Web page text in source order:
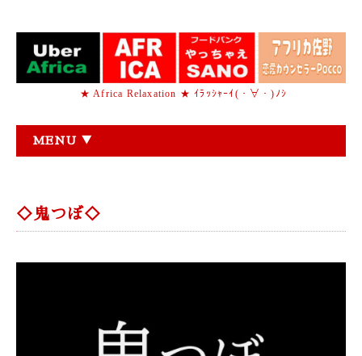
★ Africa Relaxation ★ ｲﾗｯｼｬｰｲ(・∀・)ﾉｼ
MENU ▼
◇鬼つぼ◇